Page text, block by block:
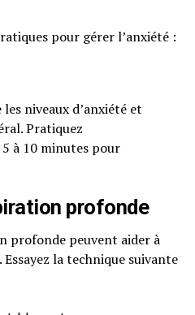
pour gérer l’anxiété :
niveaux d’anxiété et
Pratiquez
à 10 minutes pour
profonde
profonde peuvent aider à
la technique suivante